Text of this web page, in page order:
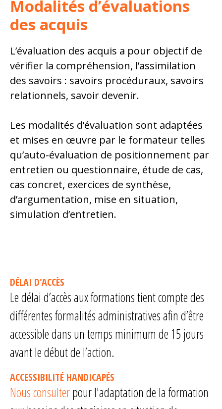
Modalités d’évaluations
des acquis
L’évaluation des acquis a pour objectif de
vérifier la compréhension, l’assimilation
des savoirs : savoirs procéduraux, savoirs
relationnels, savoir devenir.
Les modalités d’évaluation sont adaptées
et mises en œuvre par le formateur telles
qu’auto-évaluation de positionnement par
entretien ou questionnaire, étude de cas,
cas concret, exercices de synthèse,
d’argumentation, mise en situation,
simulation d’entretien.
DÉLAI D'ACCÈS
Le délai d’accès aux formations tient compte des
différentes formalités administratives afin d’être
accessible dans un temps minimum de 15 jours
avant le début de l’action.
ACCESSIBILITÉ HANDICAPÉS
Nous consulterpour l'adaptation de la formation